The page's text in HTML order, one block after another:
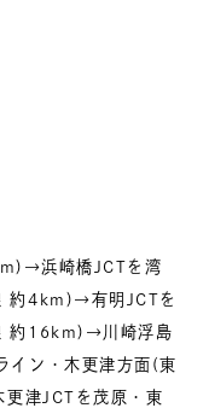
浜崎橋JCTを湾
約4km)→有明JCTを
約16km)→川崎浮島
イン・木更津方面(東
津JCTを茂原・東